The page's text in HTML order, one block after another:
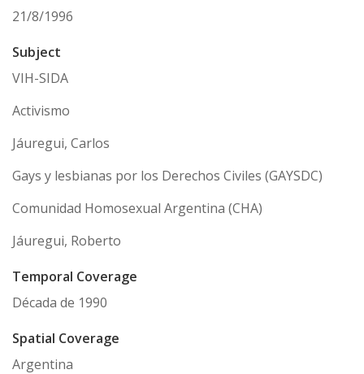
21/8/1996
Subject
VIH-SIDA
Activismo
Jáuregui, Carlos
Gays y lesbianas por los Derechos Civiles (GAYSDC)
Comunidad Homosexual Argentina (CHA)
Jáuregui, Roberto
Temporal Coverage
Década de 1990
Spatial Coverage
Argentina